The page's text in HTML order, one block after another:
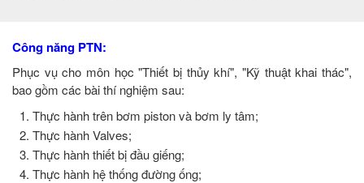
Công năng PTN:
Phục vụ cho môn học "Thiết bị thủy khí", "Kỹ thuật khai thác",
bao gồm các bài thí nghiệm sau:
Thực hành trên bơm piston và bơm ly tâm;
Thực hành Valves;
Thực hành thiết bị đầu giếng;
Thực hành hệ thống đường ống;